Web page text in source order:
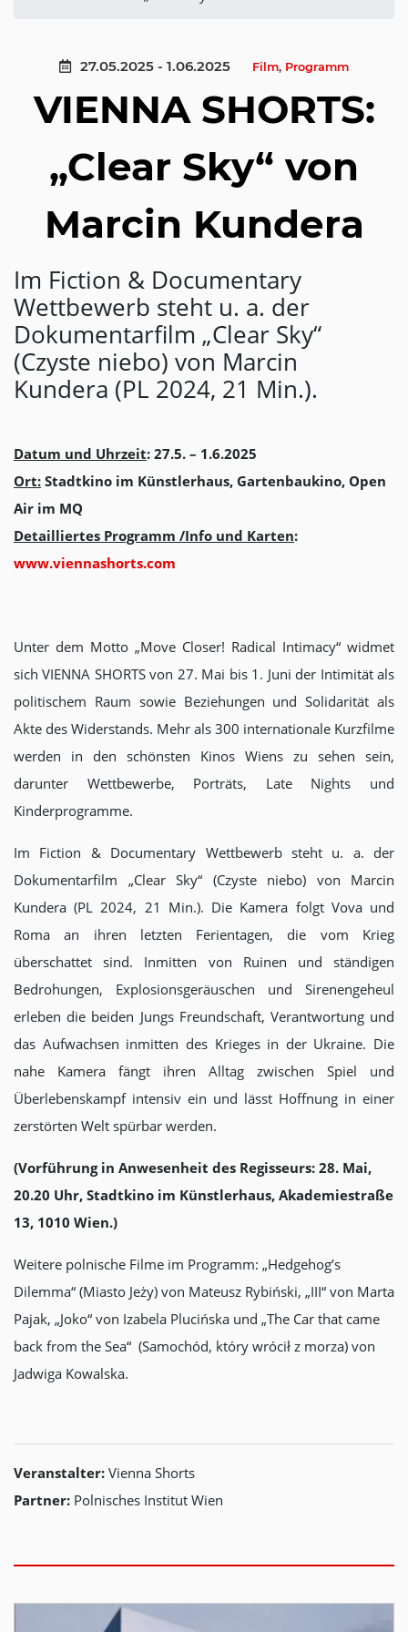
27.05.2025 - 1.06.2025 Film, Programm
VIENNA SHORTS:
„Clear Sky“ von
Marcin Kundera
Im Fiction & Documentary
Wettbewerb steht u. a. der
Dokumentarfilm „Clear Sky“
(Czyste niebo) von Marcin
Kundera (PL 2024, 21 Min.).
Datum und Uhrzeit: 27.5. – 1.6.2025
Ort: Stadtkino im Künstlerhaus, Gartenbaukino, Open
Air im MQ
Detailliertes Programm /Info und Karten:
www.viennashorts.com
Unter dem Motto „Move Closer! Radical Intimacy“ widmet
sich VIENNA SHORTS von 27. Mai bis 1. Juni der Intimität als
politischem Raum sowie Beziehungen und Solidarität als
Akte des Widerstands. Mehr als 300 internationale Kurzfilme
werden in den schönsten Kinos Wiens zu sehen sein,
darunter Wettbewerbe, Porträts, Late Nights und
Kinderprogramme.
Im Fiction & Documentary Wettbewerb steht u. a. der
Dokumentarfilm
„Clear Sky“ (Czyste niebo) von Marcin
Kundera (PL 2024, 21 Min.). Die Kamera folgt Vova und
Roma an ihren letzten Ferientagen, die vom Krieg
überschattet sind. Inmitten von Ruinen und ständigen
Bedrohungen, Explosionsgeräuschen und Sirenengeheul
erleben die beiden Jungs Freundschaft, Verantwortung und
das Aufwachsen inmitten des Krieges in der Ukraine. Die
nahe Kamera fängt ihren Alltag zwischen Spiel und
Überlebenskampf intensiv ein und lässt Hoffnung in einer
zerstörten Welt spürbar werden.
(Vorführung in Anwesenheit des Regisseurs: 28. Mai,
20.20 Uhr, Stadtkino im Künstlerhaus, Akademiestraße
13, 1010 Wien.)
Weitere polnische Filme im Programm: „Hedgehog’s
Dilemma“ (Miasto Jeży) von Mateusz Rybiński, „III“ von Marta
Pajak, „Joko“ von Izabela Plucińska und „The Car that came
back from the Sea“ (Samochód, który wrócił z morza) von
Jadwiga Kowalska.
Veranstalter: Vienna Shorts
Partner: Polnisches Institut Wien